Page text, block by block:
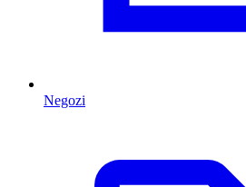
Negozi